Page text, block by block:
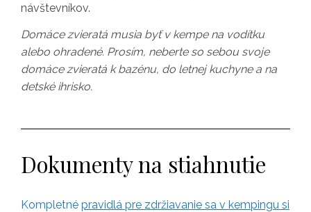
návštevníkov.
Domáce zvieratá musia byť v kempe na vodítku
alebo ohradené. Prosím, neberte so sebou svoje
domáce zvieratá k bazénu, do letnej kuchyne a na
detské ihrisko.
Dokumenty na stiahnutie
Kompletné pravidlá pre zdržiavanie sa v kempingu si